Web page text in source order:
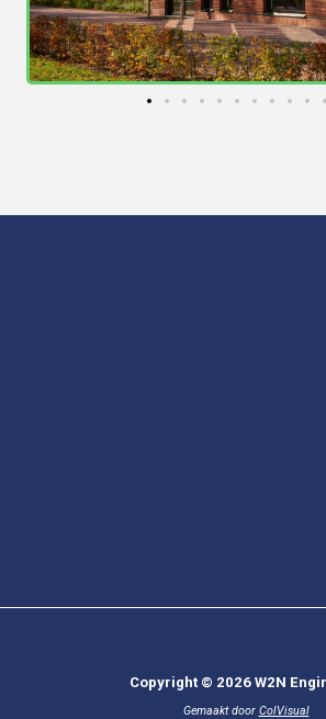
Copyright © 2026 W2N
Gemaakt door ColVisual